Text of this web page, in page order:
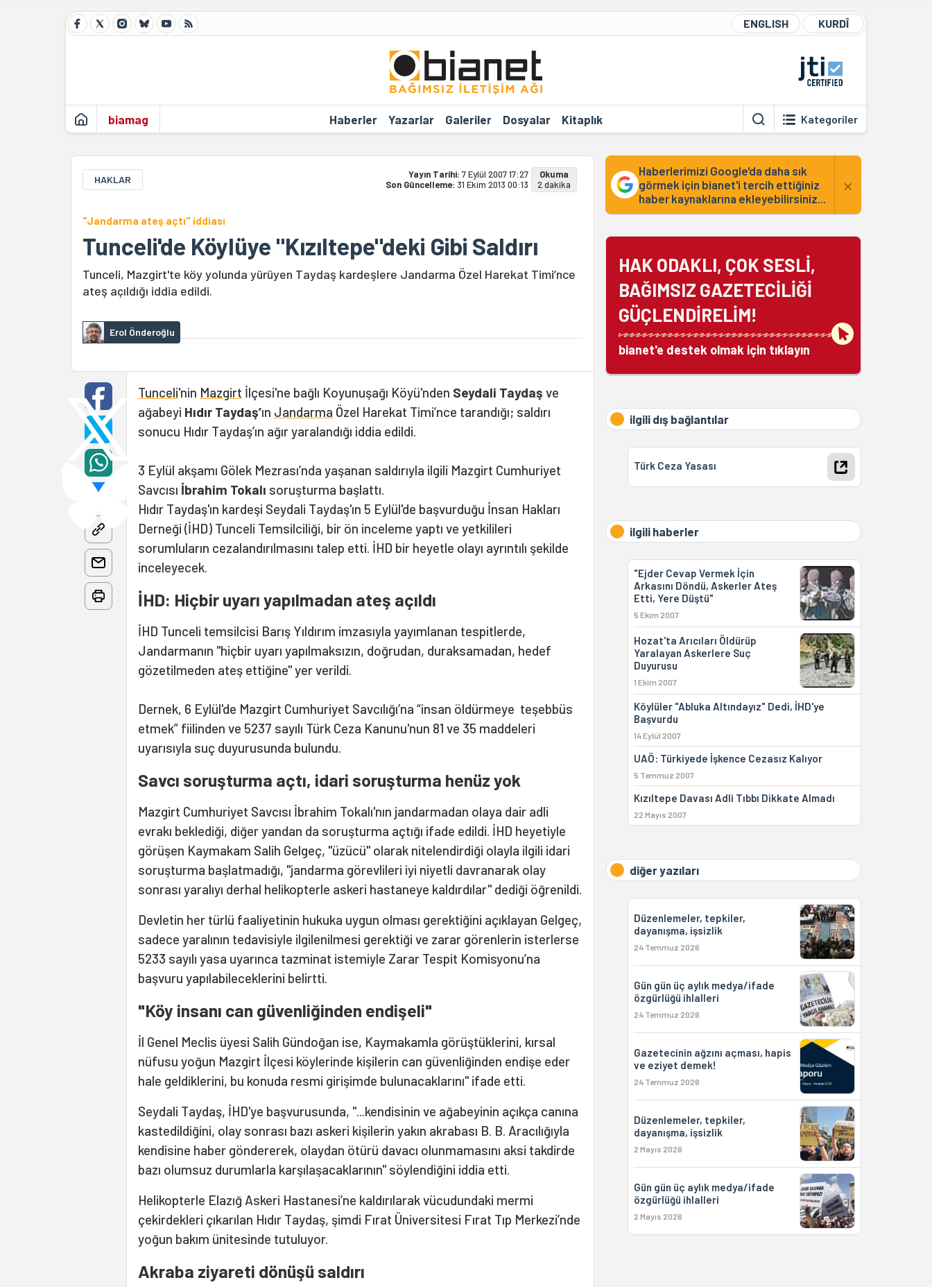
ENGLISH KURDÎ
biamag Haberler Yazarlar Galeriler Dosyalar Kitaplık Kategoriler
HAKLAR Yayın Tarihi: 7 Eylül 2007 17:27
Son Güncelleme: 31 Ekim 2013 00:13
Okuma
2 dakika
"Jandarma ateş açtı" iddiası
Tunceli'de Köylüye "Kızıltepe"deki Gibi Saldırı
Tunceli, Mazgirt'te köy yolunda yürüyen Taydaş kardeşlere Jandarma Özel Harekat Timi’nce
ateş açıldığı iddia edildi.
Erol Önderoğlu
Tunceli'nin Mazgirt İlçesi'ne bağlı Koyunuşağı Köyü'nden Seydali Taydaş ve
ağabeyi Hıdır Taydaş’ın Jandarma Özel Harekat Timi’nce tarandığı; saldırı
sonucu Hıdır Taydaş’ın ağır yaralandığı iddia edildi.
3 Eylül akşamı Gölek Mezrası’nda yaşanan saldırıyla ilgili Mazgirt Cumhuriyet
Savcısı İbrahim Tokalı soruşturma başlattı.
Hıdır Taydaş'ın kardeşi Seydali Taydaş'ın 5 Eylül'de başvurduğu İnsan Hakları
Derneği (İHD) Tunceli Temsilciliği, bir ön inceleme yaptı ve yetkilileri
sorumluların cezalandırılmasını talep etti. İHD bir heyetle olayı ayrıntılı şekilde
inceleyecek.
İHD: Hiçbir uyarı yapılmadan ateş açıldı
İHD Tunceli temsilcisi Barış Yıldırım imzasıyla yayımlanan tespitlerde,
Jandarmanın "hiçbir uyarı yapılmaksızın, doğrudan, duraksamadan, hedef
gözetilmeden ateş ettiğine" yer verildi.
Dernek, 6 Eylül'de Mazgirt Cumhuriyet Savcılığı’na “insan öldürmeye teşebbüs
etmek” fiilinden ve 5237 sayılı Türk Ceza Kanunu'nun 81 ve 35 maddeleri
uyarısıyla suç duyurusunda bulundu.
Savcı soruşturma açtı, idari soruşturma henüz yok
Mazgirt Cumhuriyet Savcısı İbrahim Tokalı'nın jandarmadan olaya dair adli
evrakı beklediği, diğer yandan da soruşturma açtığı ifade edildi. İHD heyetiyle
görüşen Kaymakam Salih Gelgeç, "üzücü" olarak nitelendirdiği olayla ilgili idari
soruşturma başlatmadığı, "jandarma görevlileri iyi niyetli davranarak olay
sonrası yaralıyı derhal helikopterle askeri hastaneye kaldırdılar" dediği öğrenildi.
Devletin her türlü faaliyetinin hukuka uygun olması gerektiğini açıklayan Gelgeç,
sadece yaralının tedavisiyle ilgilenilmesi gerektiği ve zarar görenlerin isterlerse
5233 sayılı yasa uyarınca tazminat istemiyle Zarar Tespit Komisyonu’na
başvuru yapılabileceklerini belirtti.
"Köy insanı can güvenliğinden endişeli"
İl Genel Meclis üyesi Salih Gündoğan ise, Kaymakamla görüştüklerini, kırsal
nüfusu yoğun Mazgirt İlçesi köylerinde kişilerin can güvenliğinden endişe eder
hale geldiklerini, bu konuda resmi girişimde bulunacaklarını" ifade etti.
Seydali Taydaş, İHD'ye başvurusunda, "...kendisinin ve ağabeyinin açıkça canına
kastedildiğini, olay sonrası bazı askeri kişilerin yakın akrabası B. B. Aracılığıyla
kendisine haber göndererek, olaydan ötürü davacı olunmamasını aksi takdirde
bazı olumsuz durumlarla karşılaşacaklarının" söylendiğini iddia etti.
Helikopterle Elazığ Askeri Hastanesi’ne kaldırılarak vücudundaki mermi
çekirdekleri çıkarılan Hıdır Taydaş, şimdi Fırat Üniversitesi Fırat Tıp Merkezi’nde
yoğun bakım ünitesinde tutuluyor.
Akraba ziyareti dönüşü saldırı
Haberlerimizi Google'da daha sık
görmek için bianet'i tercih ettiğiniz
haber kaynaklarına ekleyebilirsiniz...
×
HAK ODAKLI, ÇOK SESLİ,
BAĞIMSIZ GAZETECİLİĞİ
GÜÇLENDİRELİM!
bianet'e destek olmak için tıklayın
ilgili dış bağlantılar
Türk Ceza Yasası
ilgili haberler
"Ejder Cevap Vermek İçin
Arkasını Döndü, Askerler Ateş
Etti, Yere Düştü"
5 Ekim 2007
Hozat'ta Arıcıları Öldürüp
Yaralayan Askerlere Suç
Duyurusu
1 Ekim 2007
Köylüler "Abluka Altındayız" Dedi, İHD'ye
Başvurdu
14 Eylül 2007
UAÖ: Türkiyede İşkence Cezasız Kalıyor
5 Temmuz 2007
Kızıltepe Davası Adli Tıbbı Dikkate Almadı
22 Mayıs 2007
diğer yazıları
Düzenlemeler, tepkiler,
dayanışma, işsizlik
24 Temmuz 2026
Gün gün üç aylık medya/ifade
özgürlüğü ihlalleri
24 Temmuz 2026
Gazetecinin ağzını açması, hapis
ve eziyet demek!
24 Temmuz 2026
Düzenlemeler, tepkiler,
dayanışma, işsizlik
2 Mayıs 2026
Gün gün üç aylık medya/ifade
özgürlüğü ihlalleri
2 Mayıs 2026